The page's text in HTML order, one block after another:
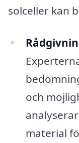
solceller kan
och
material